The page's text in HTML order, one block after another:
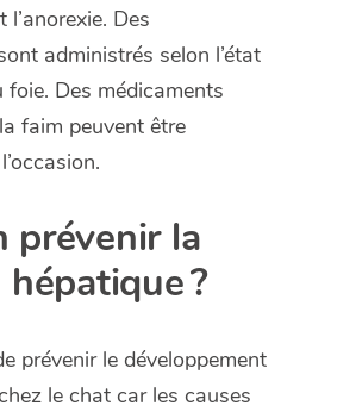
Des
administrés selon l’état
Des médicaments
faim peuvent être
prévenir la
?
prévenir le développement
le chat car les causes